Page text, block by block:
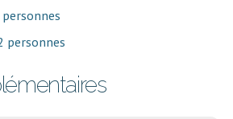
personnes